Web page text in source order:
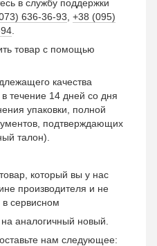
в службу поддержки
636-36-93 +38 (095)
товар с помощью
качества
течение 14 дней со дня
упаковки, полной
подтверждающих
талон).
который вы у нас
производителя и не
сервисном
аналогичный новый.
нам следующее: